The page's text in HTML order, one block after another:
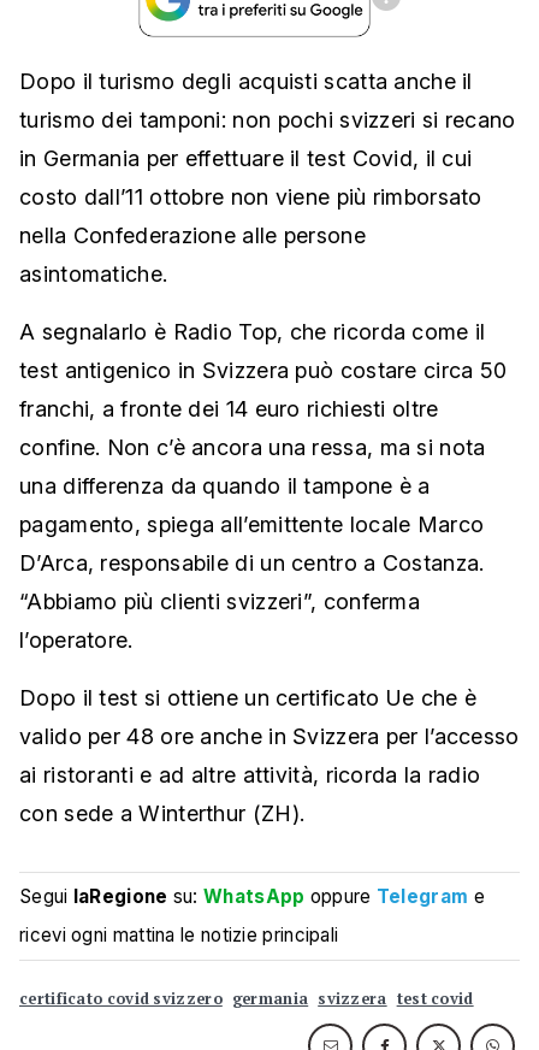
Dopo il turismo degli acquisti scatta anche il
turismo dei tamponi: non pochi svizzeri si recano
in Germania per effettuare il test Covid, il cui
costo dall’11 ottobre non viene più rimborsato
nella Confederazione alle persone
asintomatiche.
A segnalarlo è Radio Top, che ricorda come il
test antigenico in Svizzera può costare circa 50
franchi, a fronte dei 14 euro richiesti oltre
confine. Non c’è ancora una ressa, ma si nota
una differenza da quando il tampone è a
pagamento, spiega all’emittente locale Marco
D’Arca, responsabile di un centro a Costanza.
“Abbiamo più clienti svizzeri”, conferma
l’operatore.
Dopo il test si ottiene un certificato Ue che è
valido per 48 ore anche in Svizzera per l’accesso
ai ristoranti e ad altre attività, ricorda la radio
con sede a Winterthur (ZH).
Segui laRegione su:WhatsApp oppure Telegram e
ricevi ogni mattina le notizie principali
certificato covid svizzero germania svizzera test covid